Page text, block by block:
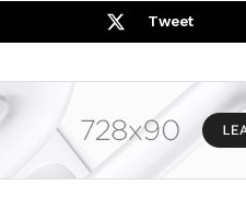
Tweet